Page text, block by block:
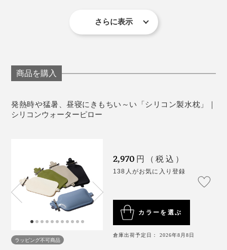
（1）1.5～2リットルの水と氷（水枕の半分ほどが目
を。
ら、金具で挟んで留めるだけ。あとは、手持ちのタオル
や、別売の専用カバーをつけてください。
たいと思いました」（由良さん）
そこで、ゴム製の水枕を、シリコン製へ。現代の暮しに
なじみやすいカラーもそろえました。
留め金具の部分にもタオルなどを巻いてご使用くだ
た場合は、直ちに使用を中止してください。
使用後は水を抜き水洗いをした後、注水口を下にし
て陰干ししてください。
高温多湿の場所で保管しないでください。劣化の原
因になります。
《商品仕様》
サイズ：（約）幅21.5×長さ47cm
重さ：約275g（留め金具つき）
材質：本体／シリコーン、留め金具／スチール
適正水量：約1.5～2.0ℓ
さらに表示
商品を購入
発熱時や猛暑、昼寝にきもちい～い「シリコン製水枕」｜
シリコンウォーターピロー
ラッピング不可商品
2,970 円（税込）
138人がお気に入り登録
カラーを選ぶ
倉庫出荷予定日： 2026年8月8日